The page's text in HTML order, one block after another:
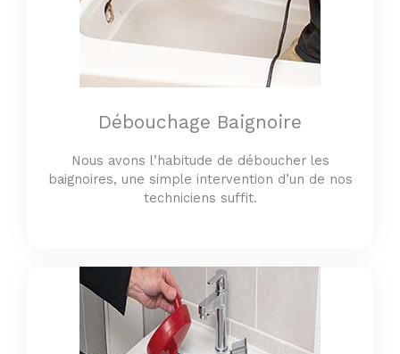
Débouchage Baignoire
Nous avons l’habitude de déboucher les
baignoires, une simple intervention d’un de nos
techniciens suffit.